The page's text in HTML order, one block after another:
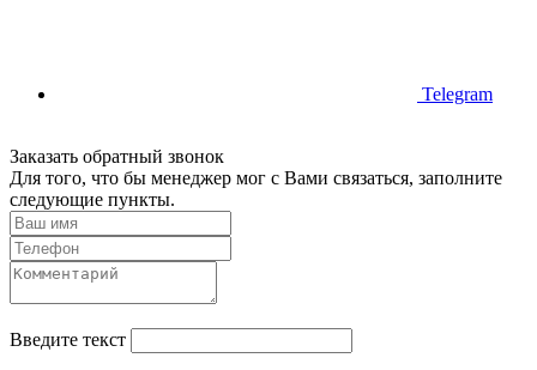
Telegram
Заказать обратный звонок
Для того, что бы менеджер мог с Вами связаться, заполните
следующие пункты.
Введите текст